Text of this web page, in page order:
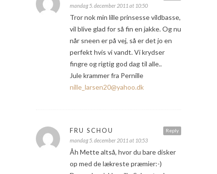
mandag 5. december 2011 at 10:50
Tror nok min lille prinsesse vildbasse,
vil blive glad for så fin en jakke. Og nu
når sneen er på vej, så er det jo en
perfekt hvis vi vandt. Vi krydser
fingre og rigtig god dag til alle..
Jule krammer fra Pernille
nille_larsen20@yahoo.dk
Reply
FRU SCHOU
mandag 5. december 2011 at 10:53
Åh Mette altså, hvor du bare disker
op med de lækreste præmier:-)